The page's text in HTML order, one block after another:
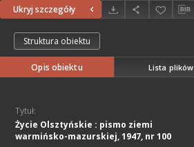
Ukryj szczegóły
Struktura obiektu
Opis obiektu Lista plików
Tytuł:
Życie Olsztyńskie : pismo ziemi
warmińsko-mazurskiej, 1947, nr 100